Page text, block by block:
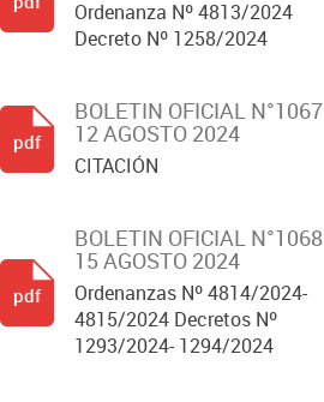
Ordenanza Nº 4813/2024
Decreto Nº 1258/2024
BOLETIN OFICIAL N°1067
12 AGOSTO 2024
CITACIÓN
pdf
BOLETIN OFICIAL N°1068
15 AGOSTO 2024
Ordenanzas Nº 4814/2024-
4815/2024 Decretos Nº
1293/2024- 1294/2024
pdf